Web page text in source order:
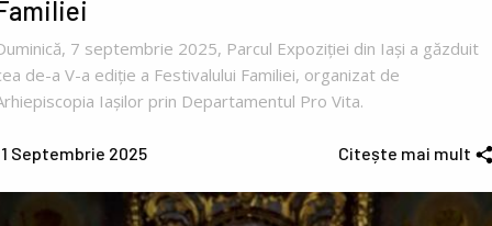
7 septembrie 2025, Parcul Expoziției din Iași a găzduit
de-a V-a ediție a Festivalului Familiei, organizat de
Iașilor prin Departamentul Pro Vita.
Septembrie 2025 Citește mai mult